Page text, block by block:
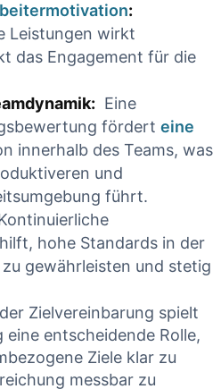
:
Leistungen wirkt
das Engagement für ​die⁢
⁤ Eine‍
fördert eine
innerhalb des Teams, was
und
führt.
hohe‌ Standards in der
gewährleisten und stetig
Zielvereinbarung spielt
​entscheidende Rolle,
Ziele klar zu
messbar zu